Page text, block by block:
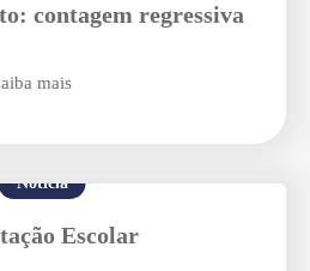
contagem regressiva
mais
Notícia
Escolar
uma visita